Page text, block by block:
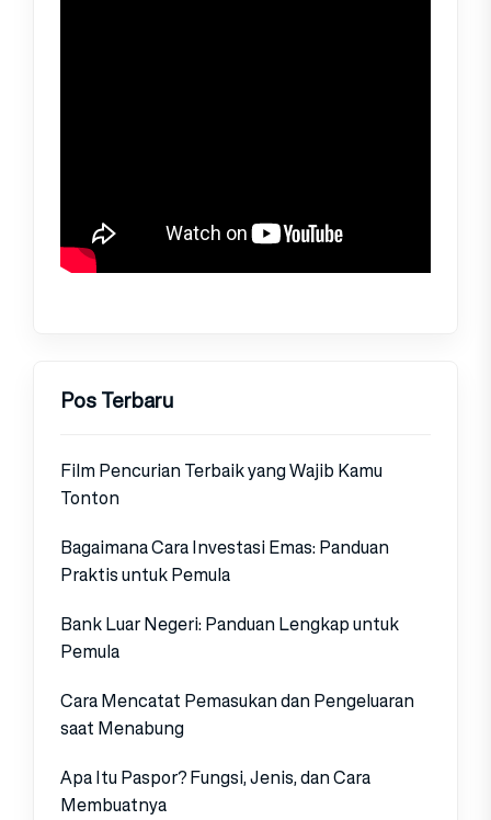
Pos Terbaru
Film Pencurian Terbaik yang Wajib Kamu
Tonton
Bagaimana Cara Investasi Emas: Panduan
Praktis untuk Pemula
Bank Luar Negeri: Panduan Lengkap untuk
Pemula
Cara Mencatat Pemasukan dan Pengeluaran
saat Menabung
Apa Itu Paspor? Fungsi, Jenis, dan Cara
Membuatnya